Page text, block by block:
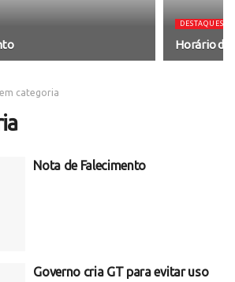
DESTAQUES
Horário de
categoria
Nota de Falecimento
Governo cria GT para evitar uso